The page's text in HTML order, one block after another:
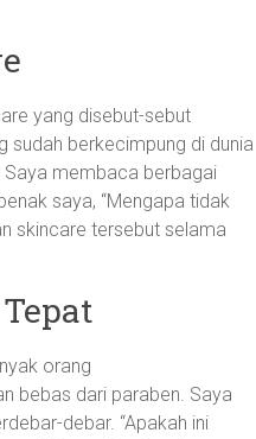
yang disebut-sebut
sudah berkecimpung di dunia
Saya membaca berbagai
saya, “Mengapa tidak
skincare tersebut selama
orang
bebas dari paraben. Saya
debar. “Apakah ini